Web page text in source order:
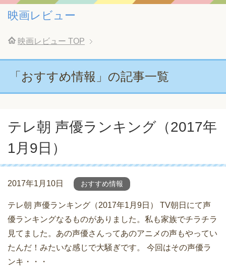
映画レビュー
映画レビュー TOP
「おすすめ情報」の記事一覧
テレ朝 声優ランキング（2017年
1月9日）
2017年1月10日 おすすめ情報
テレ朝 声優ランキング（2017年1月9日） TV朝日にて声
優ランキングなるものがありました。私も家族でチラチラ
見てました。あの声優さんってあのアニメの声もやってい
たんだ！みたいな感じで大騒ぎです。 今回はその声優ラ
ンキ・・・